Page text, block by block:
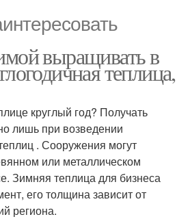
выращивать в
теплица,
круглый год? Получать
лишь при возведении
. Сооружения могут
или металлическом
Зимняя теплица для бизнеса
его толщина зависит от
региона.